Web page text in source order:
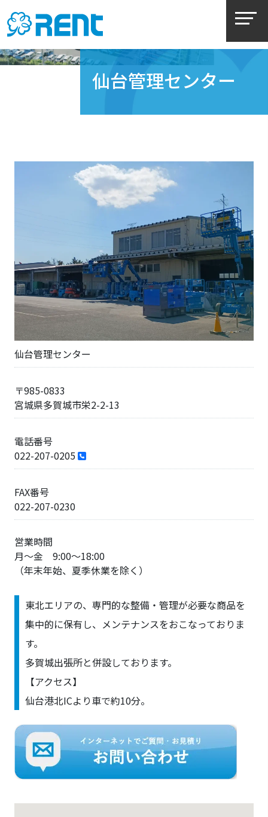
仙台管理センター
仙台管理センター
〒985-0833
宮城県多賀城市栄2-2-13
電話番号
022-207-0205
FAX番号
022-207-0230
営業時間
月～金 9:00～18:00
（年末年始、夏季休業を除く）
東北エリアの、専門的な整備・管理が必要な商品を
集中的に保有し、メンテナンスをおこなっておりま
す。
多賀城出張所と併設しております。
【アクセス】
仙台港北ICより車で約10分。